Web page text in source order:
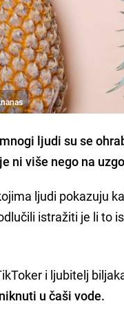
ljudi su se
ni više nego na
ljudi pokazuju
istražiti je li to
i ljubitelj
u čaši vode.